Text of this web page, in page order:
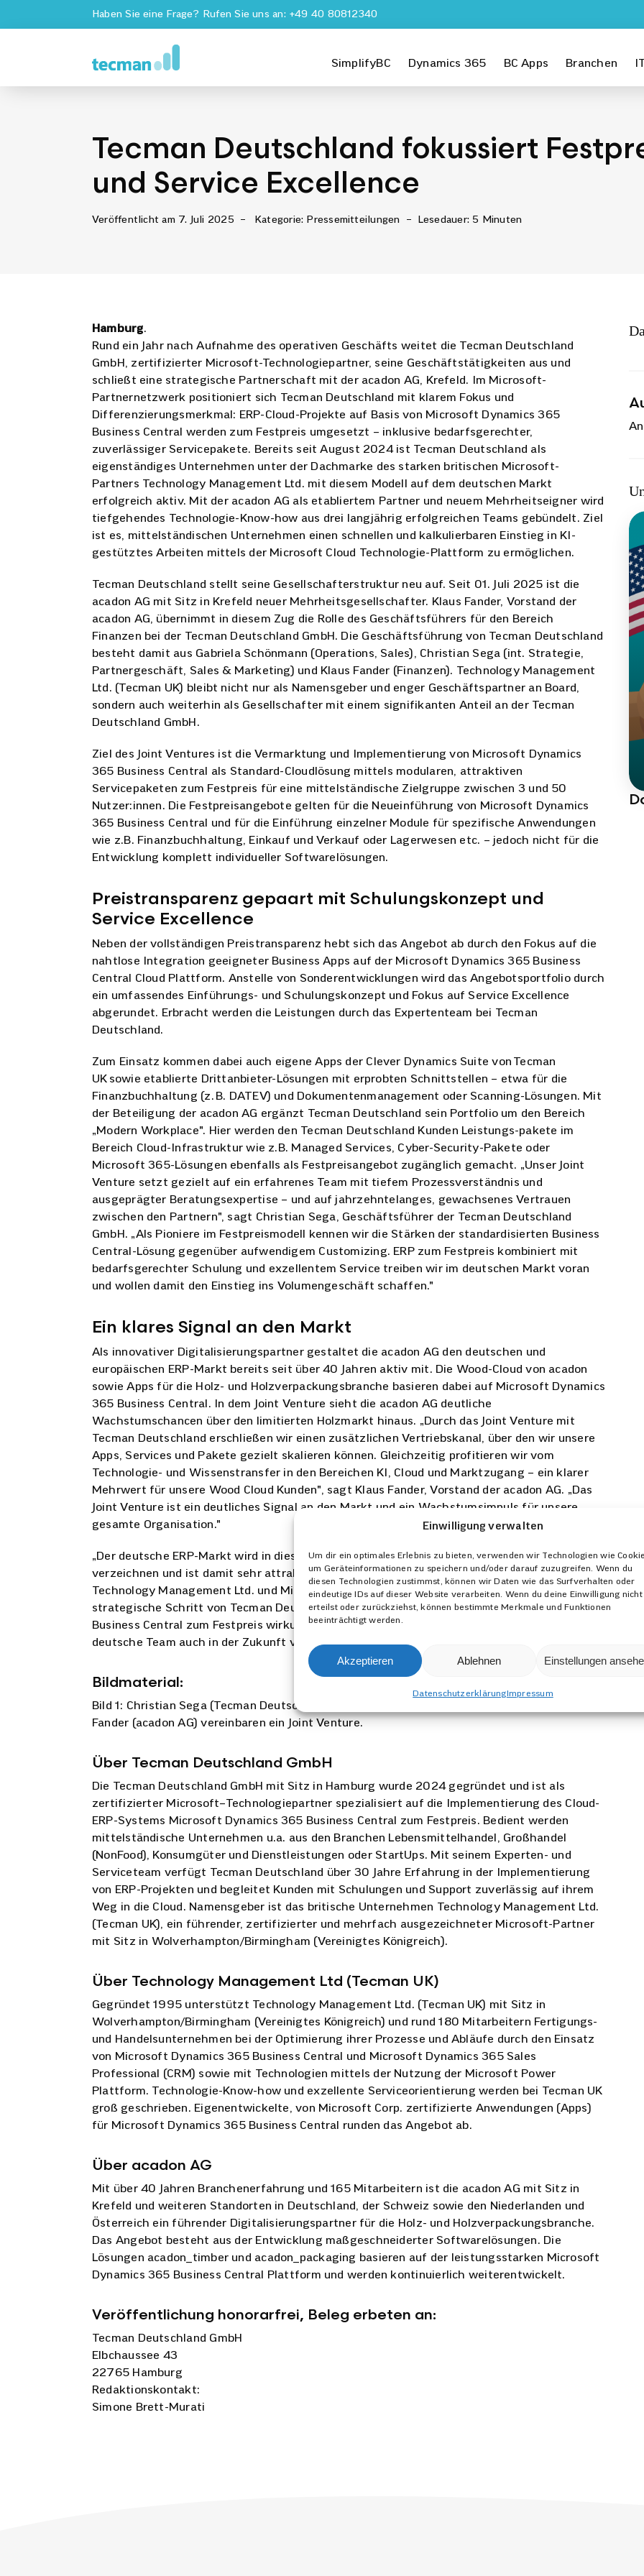
Einwilligung verwalten
Um dir ein optimales Erlebnis zu bieten, verwenden wir Technologien wie
um Geräteinformationen zu speichern und/oder darauf zuzugreifen. Wenn du
diesen Technologien zustimmst, können wir Daten wie das Surfverhalten oder
eindeutige IDs auf dieser Website verarbeiten. Wenn du deine Einwilligung nicht
erteilst oder zurückziehst, können bestimmte Merkmale und Funktionen
beeinträchtigt werden.
Akzeptieren Ablehnen Einstellungen
DatenschutzerklärungImpressum
Haben Sie eine Frage? Rufen Sie uns an: +49 40 80812340
SimplifyBC Dynamics 365 BC Apps Branchen
Tecman Deutschland fokussiert
und Service Excellence
Veröffentlicht am 7. Juli 2025 – Kategorie: Pressemitteilungen – Lesedauer: 5 Minuten
Hamburg.
Rund ein Jahr nach Aufnahme des operativen Geschäfts weitet die Tecman Deutschland
GmbH, zertifizierter Microsoft-Technologiepartner, seine Geschäftstätigkeiten aus und
schließt eine strategische Partnerschaft mit der acadon AG, Krefeld. Im Microsoft-
Partnernetzwerk positioniert sich Tecman Deutschland mit klarem Fokus und
Differenzierungsmerkmal: ERP-Cloud-Projekte auf Basis von Microsoft Dynamics 365
Business Central werden zum Festpreis umgesetzt – inklusive bedarfsgerechter,
zuverlässiger Servicepakete. Bereits seit August 2024 ist Tecman Deutschland als
eigenständiges Unternehmen unter der Dachmarke des starken britischen Microsoft-
Partners Technology Management Ltd. mit diesem Modell auf dem deutschen Markt
erfolgreich aktiv. Mit der acadon AG als etabliertem Partner und neuem Mehrheitseigner wird
tiefgehendes Technologie-Know-how aus drei langjährig erfolgreichen Teams gebündelt. Ziel
ist es, mittelständischen Unternehmen einen schnellen und kalkulierbaren Einstieg in KI-
gestütztes Arbeiten mittels der Microsoft Cloud Technologie-Plattform zu ermöglichen.
Tecman Deutschland stellt seine Gesellschafterstruktur neu auf. Seit 01. Juli 2025 ist die
acadon AG mit Sitz in Krefeld neuer Mehrheitsgesellschafter. Klaus Fander, Vorstand der
acadon AG, übernimmt in diesem Zug die Rolle des Geschäftsführers für den Bereich
Finanzen bei der Tecman Deutschland GmbH. Die Geschäftsführung von Tecman Deutschland
besteht damit aus Gabriela Schönmann (Operations, Sales), Christian Sega (int. Strategie,
Partnergeschäft, Sales & Marketing) und Klaus Fander (Finanzen). Technology Management
Ltd. (Tecman UK) bleibt nicht nur als Namensgeber und enger Geschäftspartner an Board,
sondern auch weiterhin als Gesellschafter mit einem signifikanten Anteil an der Tecman
Deutschland GmbH.
Ziel des Joint Ventures ist die Vermarktung und Implementierung von Microsoft Dynamics
365 Business Central als Standard-Cloudlösung mittels modularen, attraktiven
Servicepaketen zum Festpreis für eine mittelständische Zielgruppe zwischen 3 und 50
Nutzer:innen. Die Festpreisangebote gelten für die Neueinführung von Microsoft Dynamics
365 Business Central und für die Einführung einzelner Module für spezifische Anwendungen
wie z.B. Finanzbuchhaltung, Einkauf und Verkauf oder Lagerwesen etc. – jedoch nicht für die
Entwicklung komplett individueller Softwarelösungen.
Preistransparenz gepaart mit Schulungskonzept und
Service Excellence
Neben der vollständigen Preistransparenz hebt sich das Angebot ab durch den Fokus auf die
nahtlose Integration geeigneter Business Apps auf der Microsoft Dynamics 365 Business
Central Cloud Plattform. Anstelle von Sonderentwicklungen wird das Angebotsportfolio durch
ein umfassendes Einführungs- und Schulungskonzept und Fokus auf Service Excellence
abgerundet. Erbracht werden die Leistungen durch das Expertenteam bei Tecman
Deutschland.
Zum Einsatz kommen dabei auch eigene Apps der Clever Dynamics Suite von Tecman
UK sowie etablierte Drittanbieter-Lösungen mit erprobten Schnittstellen – etwa für die
Finanzbuchhaltung (z. B. DATEV) und Dokumentenmanagement oder Scanning-Lösungen. Mit
der Beteiligung der acadon AG ergänzt Tecman Deutschland sein Portfolio um den Bereich
„Modern Workplace". Hier werden den Tecman Deutschland Kunden Leistungs-pakete im
Bereich Cloud-Infrastruktur wie z.B. Managed Services, Cyber-Security-Pakete oder
Microsoft 365-Lösungen ebenfalls als Festpreisangebot zugänglich gemacht. „Unser Joint
Venture setzt gezielt auf ein erfahrenes Team mit tiefem Prozessverständnis und
ausgeprägter Beratungsexpertise – und auf jahrzehntelanges, gewachsenes Vertrauen
zwischen den Partnern", sagt Christian Sega, Geschäftsführer der Tecman Deutschland
GmbH. „Als Pioniere im Festpreismodell kennen wir die Stärken der standardisierten Business
Central-Lösung gegenüber aufwendigem Customizing. ERP zum Festpreis kombiniert mit
bedarfsgerechter Schulung und exzellentem Service treiben wir im deutschen Markt voran
und wollen damit den Einstieg ins Volumengeschäft schaffen."
Ein klares Signal an den Markt
Als innovativer Digitalisierungspartner gestaltet die acadon AG den deutschen und
europäischen ERP-Markt bereits seit über 40 Jahren aktiv mit. Die Wood-Cloud von acadon
sowie Apps für die Holz- und Holzverpackungsbranche basieren dabei auf Microsoft Dynamics
365 Business Central. In dem Joint Venture sieht die acadon AG deutliche
Wachstumschancen über den limitierten Holzmarkt hinaus. „Durch das Joint Venture mit
Tecman Deutschland erschließen wir einen zusätzlichen Vertriebskanal, über den wir unsere
Apps, Services und Pakete gezielt skalieren können. Gleichzeitig profitieren wir vom
Technologie- und Wissenstransfer in den Bereichen KI, Cloud und Marktzugang – ein klarer
Mehrwert für unsere Wood Cloud Kunden", sagt Klaus Fander, Vorstand der acadon AG. „Das
Joint Venture ist ein deutliches Signal an den Markt und ein Wachstumsimpuls für unsere
gesamte Organisation."
„Der deutsche ERP-Markt wird in diesem Jahr voraussichtlich einen Umsatz von ca. 2,2 Mrd. €
verzeichnen und ist damit sehr attraktiv für uns", sagt James Crowter, Managing Director von
Technology Management Ltd. und Microsoft MVP (Most Valuable Professional). „Der
strategische Schritt von Tecman Deutschland ist für uns der richtige Weg, um Microsoft
Business Central zum Festpreis wirkungsvoll im Markt zu etablieren. Dabei werden wir das
deutsche Team auch in der Zukunft voll unterstützen."
Bildmaterial:
Bild 1: Christian Sega (Tecman Deutschland GmbH), James Crowter (Tecman UK) und Klaus
Fander (acadon AG) vereinbaren ein Joint Venture.
Über Tecman Deutschland GmbH
Die Tecman Deutschland GmbH mit Sitz in Hamburg wurde 2024 gegründet und ist als
zertifizierter Microsoft–Technologiepartner spezialisiert auf die Implementierung des Cloud-
ERP-Systems Microsoft Dynamics 365 Business Central zum Festpreis. Bedient werden
mittelständische Unternehmen u.a. aus den Branchen Lebensmittelhandel, Großhandel
(NonFood), Konsumgüter und Dienstleistungen oder StartUps. Mit seinem Experten- und
Serviceteam verfügt Tecman Deutschland über 30 Jahre Erfahrung in der Implementierung
von ERP-Projekten und begleitet Kunden mit Schulungen und Support zuverlässig auf ihrem
Weg in die Cloud. Namensgeber ist das britische Unternehmen Technology Management Ltd.
(Tecman UK), ein führender, zertifizierter und mehrfach ausgezeichneter Microsoft-Partner
mit Sitz in Wolverhampton/Birmingham (Vereinigtes Königreich).
Über Technology Management Ltd (Tecman UK)
Gegründet 1995 unterstützt Technology Management Ltd. (Tecman UK) mit Sitz in
Wolverhampton/Birmingham (Vereinigtes Königreich) und rund180 Mitarbeitern Fertigungs-
und Handelsunternehmen bei der Optimierung ihrer Prozesse und Abläufe durch den Einsatz
von Microsoft Dynamics 365 Business Central und Microsoft Dynamics 365Sales
Professional (CRM) sowie mit Technologien mittels der Nutzung der Microsoft Power
Plattform. Technologie-Know-how und exzellente Serviceorientierung werden bei Tecman UK
groß geschrieben. Eigenentwickelte, von Microsoft Corp. zertifizierte Anwendungen (Apps)
für Microsoft Dynamics 365 Business Central runden das Angebot ab.
Über acadon AG
Mit über 40 Jahren Branchenerfahrung und 165 Mitarbeitern ist die acadon AG mit Sitz in
Krefeld und weiteren Standorten in Deutschland, der Schweiz sowie den Niederlanden und
Österreich ein führender Digitalisierungspartner für die Holz- und Holzverpackungsbranche.
Das Angebot besteht aus der Entwicklung maßgeschneiderter Softwarelösungen. Die
Lösungen acadon_timber und acadon_packaging basieren auf der leistungsstarken Microsoft
Dynamics 365 Business Central Plattform und werden kontinuierlich weiterentwickelt.
Veröffentlichung honorarfrei, Beleg erbeten an:
Tecman Deutschland GmbH
Elbchaussee 43
22765 Hamburg
Redaktionskontakt:
Simone Brett-Murati